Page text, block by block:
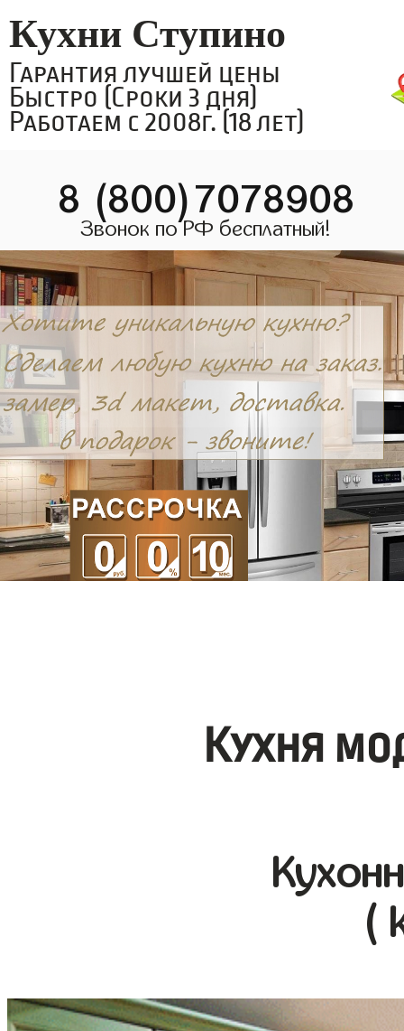
Кухни Ступино
Гарантия лучшей цены
Быстро (Сроки 3 дня)
Работаем с 2008г. (18 лет)
8 (800)7078908
Звонок по РФ бесплатный!
Кухня
(